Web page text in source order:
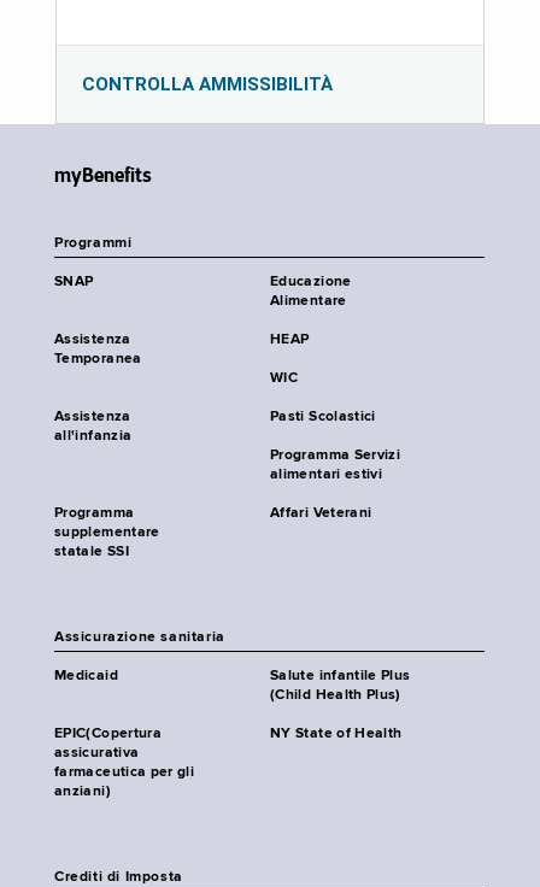
CONTROLLA AMMISSIBILITÀ
myBenefits
Programmi
SNAP
Educazione
Alimentare
Assistenza
Temporanea
HEAP
WIC
Assistenza
all'infanzia
Pasti Scolastici
Programma Servizi
alimentari estivi
Programma
supplementare
statale SSI
Affari Veterani
Assicurazione sanitaria
Medicaid
Salute infantile Plus
(Child Health Plus)
EPIC(Copertura
assicurativa
farmaceutica per gli
anziani)
NY State of Health
Crediti di Imposta